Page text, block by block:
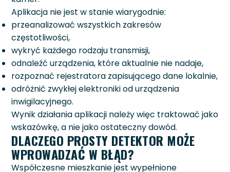
Aplikacja nie jest w stanie wiarygodnie:
przeanalizować wszystkich zakresów
częstotliwości,
wykryć każdego rodzaju transmisji,
odnaleźć urządzenia, które aktualnie nie nadaje,
rozpoznać rejestratora zapisującego dane lokalnie,
odróżnić zwykłej elektroniki od urządzenia
inwigilacyjnego.
Wynik działania aplikacji należy więc traktować jako
wskazówkę, a nie jako ostateczny dowód.
DLACZEGO PROSTY DETEKTOR MOŻE
WPROWADZAĆ W BŁĄD?
Współczesne mieszkanie jest wypełnione